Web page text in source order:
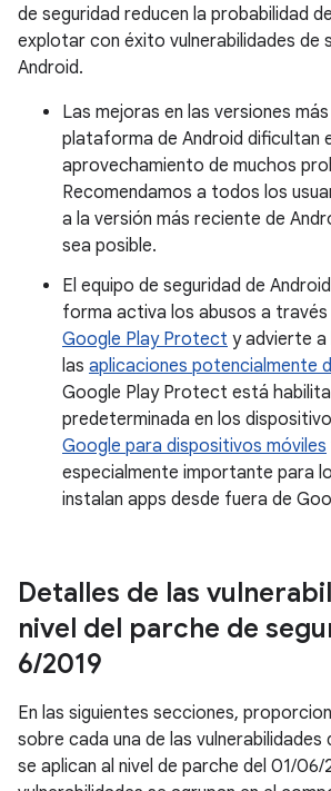
de seguridad reducen la probabilidad
explotar con éxito vulnerabilidades de
Android.
Las mejoras en las versiones
plataforma de Android dificultan
aprovechamiento de muchos
Recomendamos a todos los
a la versión más reciente de
sea posible.
El equipo de seguridad de
forma activa los abusos a través
Google Play Protect y advierte a
las aplicaciones potencialmente
Google Play Protect está
predeterminada en los
Google para dispositivos móviles
especialmente importante para
instalan apps desde fuera de
Detalles de las
nivel del parche de
6/2019
En las siguientes secciones,
sobre cada una de las vulnerabilidades
se aplican al nivel de parche del 01/06/